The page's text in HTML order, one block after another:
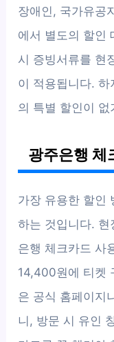
장애인, 국가유공
에서 별도의 할인
시 증빙서류를 현
이 적용됩니다.
의 특별 할인이
광주은행 체
가장 유용한 할인
하는 것입니다.
은행 체크카드 사
14,400원에 티켓
은 공식 홈페이지
니, 방문 시 유인